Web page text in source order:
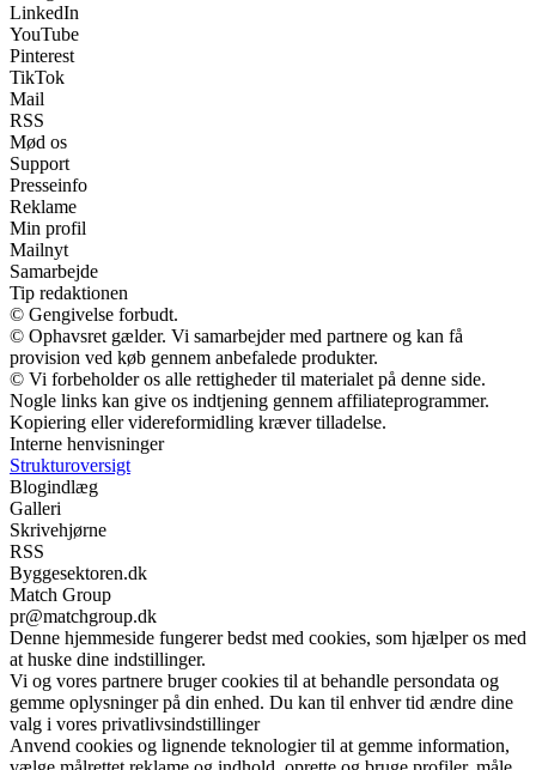
LinkedIn
YouTube
Pinterest
TikTok
Mail
RSS
Mød os
Support
Presseinfo
Reklame
Min profil
Mailnyt
Samarbejde
Tip redaktionen
© Gengivelse forbudt.
© Ophavsret gælder. Vi samarbejder med partnere og kan få
provision ved køb gennem anbefalede produkter.
© Vi forbeholder os alle rettigheder til materialet på denne side.
Nogle links kan give os indtjening gennem affiliateprogrammer.
Kopiering eller videreformidling kræver tilladelse.
Interne henvisninger
Strukturoversigt
Blogindlæg
Galleri
Skrivehjørne
RSS
Byggesektoren.dk
Match Group
pr@matchgroup.dk
Denne hjemmeside fungerer bedst med cookies, som hjælper os med
at huske dine indstillinger.
Vi og vores partnere bruger cookies til at behandle persondata og
gemme oplysninger på din enhed. Du kan til enhver tid ændre dine
valg i vores privatlivsindstillinger
Anvend cookies og lignende teknologier til at gemme information,